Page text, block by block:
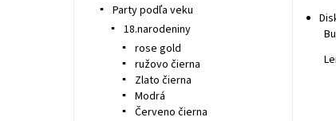
Party podľa veku
18.narodeniny
rose gold
ružovo čierna
Zlato čierna
Modrá
Červeno čierna